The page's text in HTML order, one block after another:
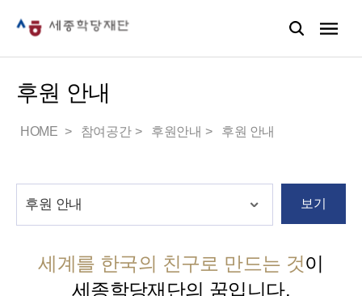
후원 안내
HOME 참여공간 후원안내 후원 안내
보기
세계를 한국의 친구로 만드는 것이
세종학당재단의 꿈입니다.